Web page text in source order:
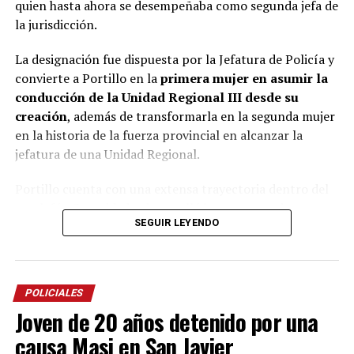
dejado de alimentar a Belén en forma deliberada para dejarla
morir.
La mujer llegó a esta instancia en libertad y bajo la
representación del defensor oficialMiguel Ángel Varela
aunque dependiendo de la acusación final que eventualmente
reciba hasta podría ser condenada a prisión perpetua. Eso lo
decidirá, a su debido tiempo, el tribunal presidido por el
magistradoGustavo Berniee integrado por sus pares
quien hasta ahora se desempeñaba como segunda jefa de
la jurisdicción.
La designación fue dispuesta por la Jefatura de Policía y
convierte a Portillo en laprimera mujer en asumir la
conducción de la Unidad Regional III desde su
creación, además de transformarla en la segunda mujer
en la historia de la fuerza provincial en alcanzar la
jefatura de una Unidad Regional.
escalafón Seguridad y desarrolló buena parte de su
carrera en el norte de la provincia, donde ocupó
La nueva jefa inició su carrera en la comisaría Primera
de Puerto Iguazú y posteriormente integró durante casi
once años el área de Operaciones de Eldorado, donde
estuvo al frente de la planificación operativa.
SEGUIR LEYENDO
POLICIALES
Joven de 20 años detenido por una
causa Masi en San Javier